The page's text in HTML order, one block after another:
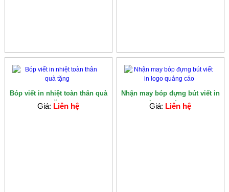
Bóp viết in nhiệt toàn thân quà
tặng
Giá: Liên hệ
Nhận may bóp đựng bút viết in
logo quảng...
Giá: Liên hệ